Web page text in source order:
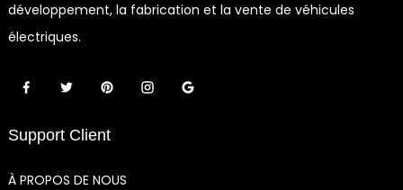
développement, la fabrication et la vente de véhicules
électriques.
Support Client
À PROPOS DE NOUS